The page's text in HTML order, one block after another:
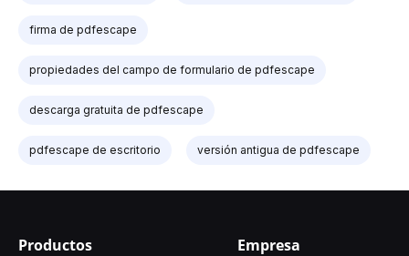
firma de pdfescape
propiedades del campo de formulario de pdfescape
descarga gratuita de pdfescape
pdfescape de escritorio versión antigua de pdfescape
Productos Empresa